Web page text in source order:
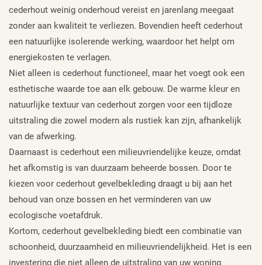
cederhout weinig onderhoud vereist en jarenlang meegaat
zonder aan kwaliteit te verliezen. Bovendien heeft cederhout
een natuurlijke isolerende werking, waardoor het helpt om
energiekosten te verlagen.
Niet alleen is cederhout functioneel, maar het voegt ook een
esthetische waarde toe aan elk gebouw. De warme kleur en
natuurlijke textuur van cederhout zorgen voor een tijdloze
uitstraling die zowel modern als rustiek kan zijn, afhankelijk
van de afwerking.
Daarnaast is cederhout een milieuvriendelijke keuze, omdat
het afkomstig is van duurzaam beheerde bossen. Door te
kiezen voor cederhout gevelbekleding draagt u bij aan het
behoud van onze bossen en het verminderen van uw
ecologische voetafdruk.
Kortom, cederhout gevelbekleding biedt een combinatie van
schoonheid, duurzaamheid en milieuvriendelijkheid. Het is een
investering die niet alleen de uitstraling van uw woning